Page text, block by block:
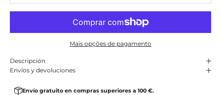
Mais opções de pagamento
Descripción
Envíos y devoluciones
Envío gratuito en compras superiores a 100 €.